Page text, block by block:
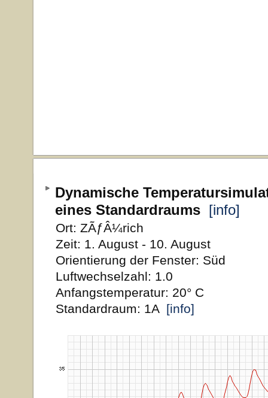
Dynamische
eines Standardraums [info]
Ort: ZÃƒÂ¼rich
Zeit: 1. August - 10. August
Orientierung der Fenster: Süd
Luftwechselzahl: 1.0
Anfangstemperatur: 20° C
Standardraum: 1A [info]